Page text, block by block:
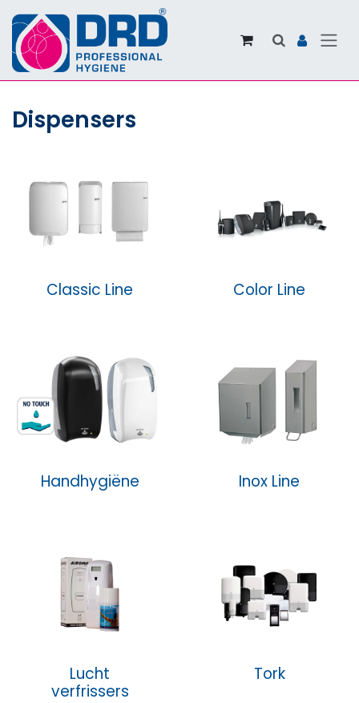
Dispensers
Classic Line Color Line
Handhygiëne Inox Line
Lucht
verfrissers
Tork